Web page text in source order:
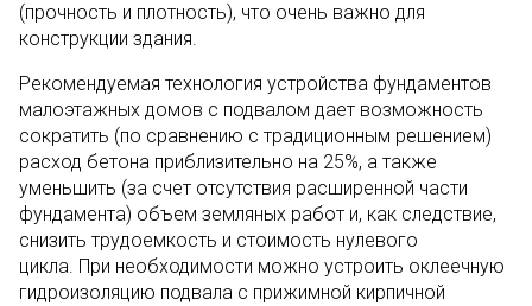
(прочность и плотность), что очень важно для
конструкции здания.
Рекомендуемая технология устройства фундаментов
малоэтажных домов с подвалом дает возможность
сократить (по сравнению с традиционным решением)
расход бетона приблизительно на 25%, а также
уменьшить (за счет отсутствия расширенной части
фундамента) объем земляных работ и, как следствие,
снизить трудоемкость и стоимость нулевого
цикла. При необходимости можно устроить оклеечную
гидроизоляцию подвала с прижимной кирпичной